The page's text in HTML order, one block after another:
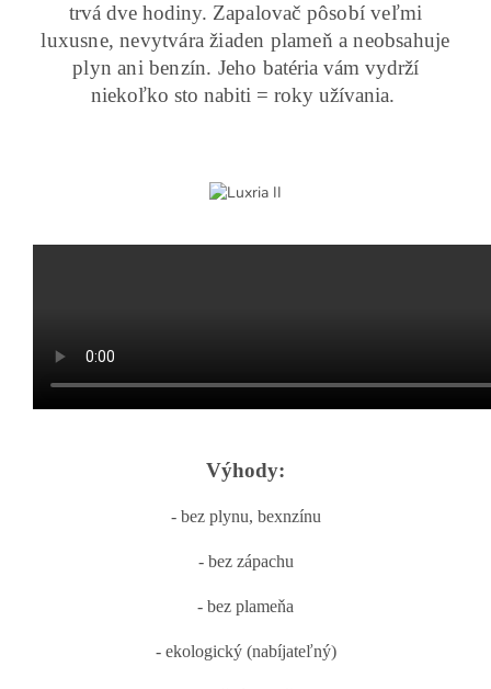
trvá dve hodiny. Zapalovač pôsobí veľmi
luxusne, nevytvára žiaden plameň a neobsahuje
plyn ani benzín. Jeho batéria vám vydrží
niekoľko sto nabiti = roky užívania.
Výhody:
- bez plynu, bexnzínu
- bez zápachu
- bez plameňa
- ekologický (nabíjateľný)